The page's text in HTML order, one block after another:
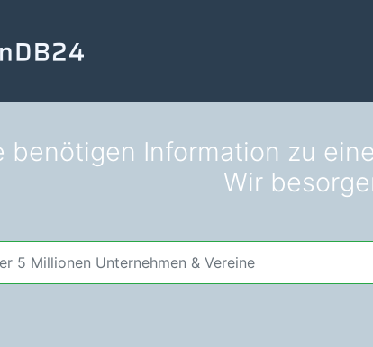
benötigen Information zu
Wir